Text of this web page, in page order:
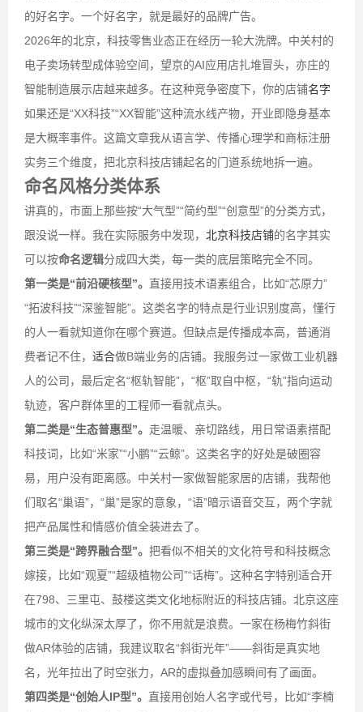
的好名字。一个好名字，就是最好的品牌广告。
2026年的北京，科技零售业态正在经历一轮大洗牌。中关村的
电子卖场转型成体验空间，望京的AI应用店扎堆冒头，亦庄的
智能制造展示店越来越多。在这种竞争密度下，你的店铺名字
如果还是“XX科技”“XX智能”这种流水线产物，开业即隐身基本
是大概率事件。这篇文章我从语言学、传播心理学和商标注册
实务三个维度，把北京科技店铺起名的门道系统地拆一遍。
命名风格分类体系
讲真的，市面上那些按“大气型”“简约型”“创意型”的分类方式，
跟没说一样。我在实际服务中发现， 北京科技店铺的名字其实
可以按命名逻辑分成四大类，每一类的底层策略完全不同。
第一类是“前沿硬核型”。 直接用技术语素组合，比如“芯原力”
“拓波科技”“深鉴智能”。这类名字的特点是行业识别度高，懂行
的人一看就知道你在哪个赛道。但缺点是传播成本高，普通消
费者记不住， 适合做B端业务的店铺。我服务过一家做工业机器
人的公司，最后定名“枢轨智能”，“枢”取自中枢，“轨”指向运动
轨迹，客户群体里的工程师一看就点头。
第二类是“生态普惠型”。 走温暖、亲切路线，用日常语素搭配
科技词，比如“米家”“小鹏”“云鲸”。这类名字的好处是破圈容
易，用户没有距离感。中关村一家做智能家居的店铺，我帮他
们取名“巢语”，“巢”是家的意象，“语”暗示语音交互，两个字就
把产品属性和情感价值全装进去了。
第三类是“跨界融合型”。 把看似不相关的文化符号和科技概念
嫁接，比如“观夏”“超级植物公司”“话梅”。这种名字特别适合开
在798、三里屯、鼓楼这类文化地标附近的科技店铺。北京这座
城市的文化纵深太厚了，你不用就是浪费。一家在杨梅竹斜街
做AR体验的店铺，我建议取名“斜街光年”——斜街是真实地
名，光年拉出了时空张力，AR的虚拟叠加感瞬间有了画面。
第四类是“创始人IP型”。 直接用创始人名字或代号，比如“李楠